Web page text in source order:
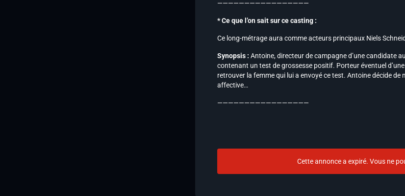
—————————————————
* Ce que l’on sait sur ce casting :
Ce long-métrage aura comme acteurs principaux Niels
Synopsis : Antoine, directeur de campagne d’une candidate
contenant un test de grossesse positif. Porteur éventuel
retrouver la femme qui lui a envoyé ce test. Antoine décide de
affective…
—————————————————
Cette annonce a expiré. Vous ne